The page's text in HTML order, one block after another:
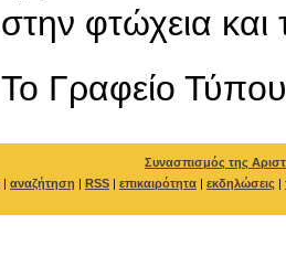
στην φτώχεια και
To Γραφείο Τύπου
Συνασπισμός της
| αναζήτηση | RSS | επικαιρότητα | εκδηλώσεις |